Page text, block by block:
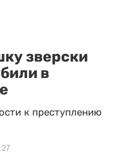
зверски
в
к преступлению